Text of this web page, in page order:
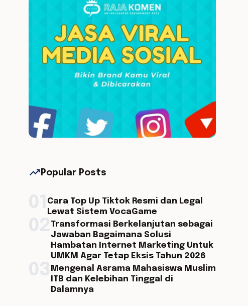
trending_up Popular Posts
Cara Top Up Tiktok Resmi dan Legal
Lewat Sistem VocaGame
Transformasi Berkelanjutan sebagai
Jawaban Bagaimana Solusi
Hambatan Internet Marketing Untuk
UMKM Agar Tetap Eksis Tahun 2026
Mengenal Asrama Mahasiswa Muslim
ITB dan Kelebihan Tinggal di
Dalamnya